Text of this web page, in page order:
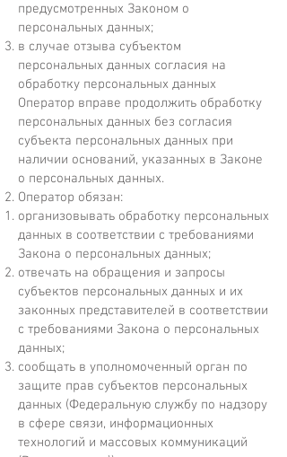
предусмотренных Законом о
персональных данных;
в случае отзыва субъектом
персональных данных согласия на
обработку персональных данных
Оператор вправе продолжить обработку
персональных данных без согласия
субъекта персональных данных при
наличии оснований, указанных в Законе
о персональных данных.
Оператор обязан:
организовывать обработку персональных
данных в соответствии с требованиями
Закона о персональных данных;
отвечать на обращения и запросы
субъектов персональных данных и их
законных представителей в соответствии
с требованиями Закона о персональных
данных;
сообщать в уполномоченный орган по
защите прав субъектов персональных
данных (Федеральную службу по надзору
в сфере связи, информационных
технологий и массовых коммуникаций